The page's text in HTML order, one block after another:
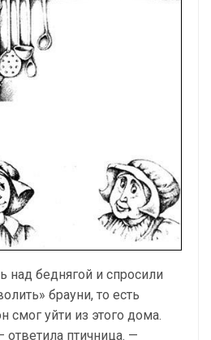
над беднягой и спросили
брауни, то есть
смог уйти из этого дома.
птичница. —